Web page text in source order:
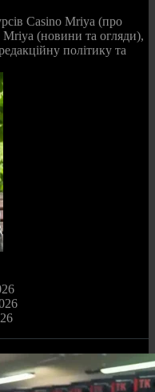
Casino Mriya (про
Mriya (новини та огляди),
політику та